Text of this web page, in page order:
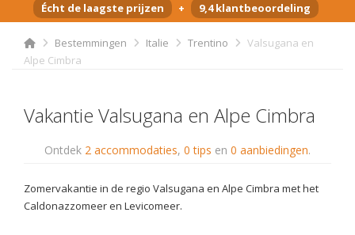
Écht de laagste prijzen + 9,4 klantbeoordeling
Bestemmingen Italie Trentino
Valsugana en
Alpe Cimbra
Vakantie Valsugana en Alpe Cimbra
Ontdek 2 accommodaties, 0 tips en 0 aanbiedingen.
Zomervakantie in de regio Valsugana en Alpe Cimbra met het
Caldonazzomeer en Levicomeer.